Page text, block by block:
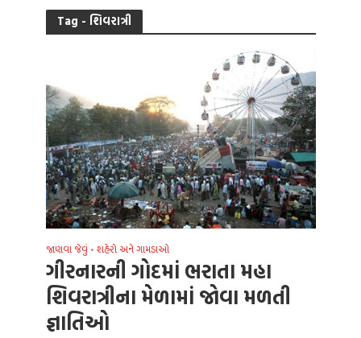
Tag - શિવરાત્રી
જાણવા જેવું • શહેરો અને ગામડાઓ
ગીરનારની ગોદમાં ભરાતા મહા
શિવરાત્રીના મેળામાં જોવા મળતી
જ્ઞાતિઓ